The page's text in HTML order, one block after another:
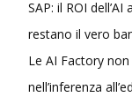
SAP: il ROI
restano il vero
Le AI Factory
nell’inferenza